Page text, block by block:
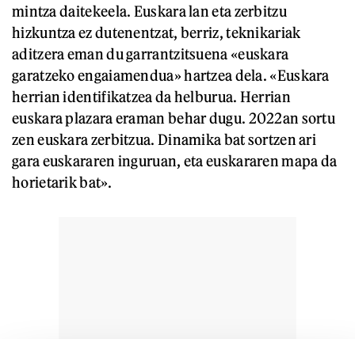
mintza daitekeela. Euskara lan eta zerbitzu
hizkuntza ez dutenentzat, berriz, teknikariak
aditzera eman du garrantzitsuena «euskara
garatzeko engaiamendua» hartzea dela. «Euskara
herrian identifikatzea da helburua. Herrian
euskara plazara eraman behar dugu. 2022an sortu
zen euskara zerbitzua. Dinamika bat sortzen ari
gara euskararen inguruan, eta euskararen mapa da
horietarik bat».